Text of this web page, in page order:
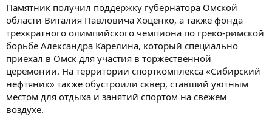
Памятник получил поддержку губернатора Омской
области Виталия Павловича Хоценко, а также фонда
трёхкратного олимпийского чемпиона по греко-римской
борьбе Александра Карелина, который специально
приехал в Омск для участия в торжественной
церемонии. На территории спорткомплекса «Сибирский
нефтяник» также обустроили сквер, ставший уютным
местом для отдыха и занятий спортом на свежем
воздухе.